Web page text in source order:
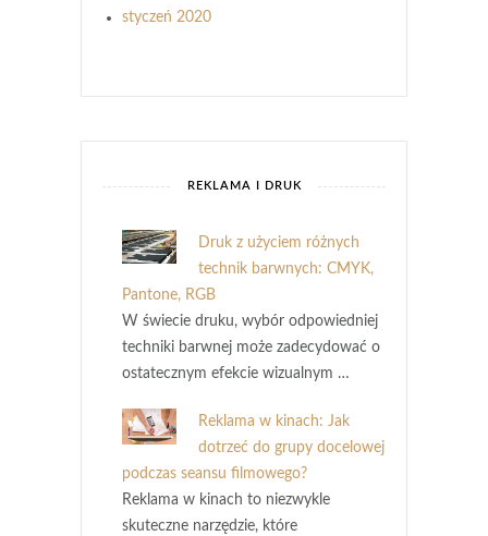
styczeń 2020
REKLAMA I DRUK
Druk z użyciem różnych
technik barwnych: CMYK,
Pantone, RGB
W świecie druku, wybór odpowiedniej
techniki barwnej może zadecydować o
ostatecznym efekcie wizualnym …
Reklama w kinach: Jak
dotrzeć do grupy docelowej
podczas seansu filmowego?
Reklama w kinach to niezwykle
skuteczne narzędzie, które